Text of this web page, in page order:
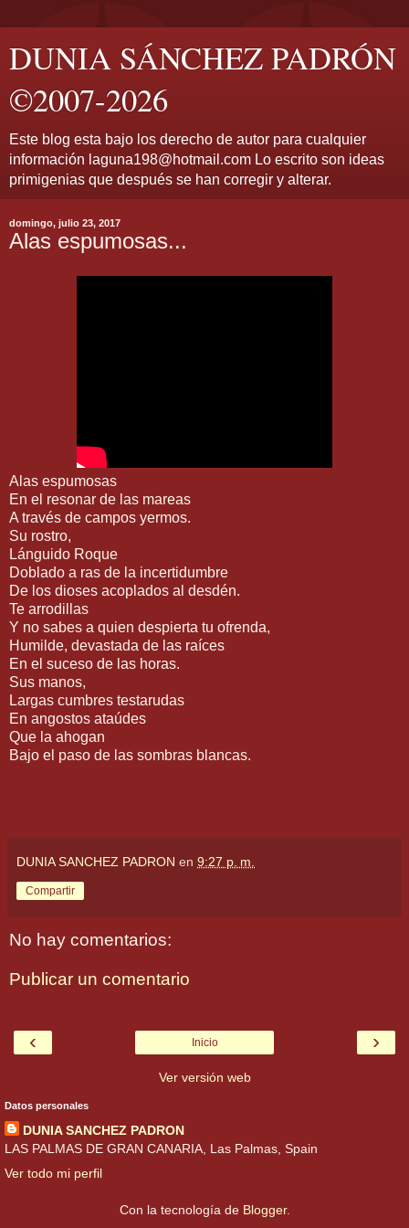
DUNIA SÁNCHEZ PADRÓN
©2007-2026
Este blog esta bajo los derecho de autor para cualquier
información laguna198@hotmail.com Lo escrito son ideas
primigenias que después se han corregir y alterar.
domingo, julio 23, 2017
Alas espumosas...
Alas espumosas
En el resonar de las mareas
A través de campos yermos.
Su rostro,
Lánguido Roque
Doblado a ras de la incertidumbre
De los dioses acoplados al desdén.
Te arrodillas
Y no sabes a quien despierta tu ofrenda,
Humilde, devastada de las raíces
En el suceso de las horas.
Sus manos,
Largas cumbres testarudas
En angostos ataúdes
Que la ahogan
Bajo el paso de las sombras blancas.
DUNIA SANCHEZ PADRON en 9:27 p. m.
Compartir
No hay comentarios:
Publicar un comentario
‹ ›
Inicio
Ver versión web
Datos personales
DUNIA SANCHEZ PADRON
LAS PALMAS DE GRAN CANARIA, Las Palmas, Spain
Ver todo mi perfil
Con la tecnología de Blogger.